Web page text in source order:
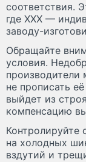
соответствия.
где ХХХ —
заводу-
Обращайте
условия.
производители
не прописать
выйдет из
компенсацию
Контролируйте
на холодных
вздутий и